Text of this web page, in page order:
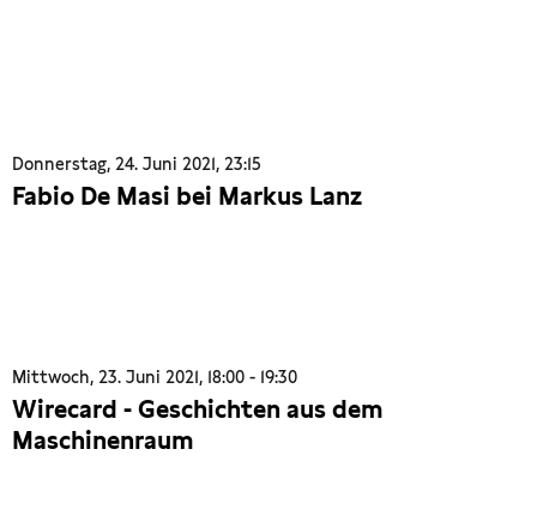
Donnerstag, 24. Juni 2021, 23:15
Fabio De Masi bei Markus Lanz
Mittwoch, 23. Juni 2021, 18:00 - 19:30
Wirecard - Geschichten aus dem
Maschinenraum